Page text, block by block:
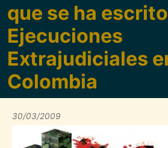
que se ha
Ejecuciones
Extrajudiciales
Colombia
30/03/2009